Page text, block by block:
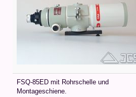
FSQ-85ED mit Rohrschelle und
Montageschiene.